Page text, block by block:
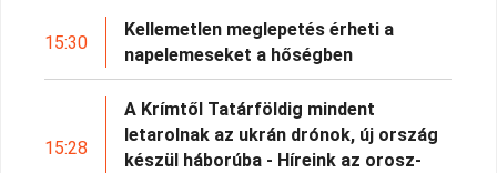
15:30
Kellemetlen meglepetés érheti a
napelemeseket a hőségben
15:28
A Krímtől Tatárföldig mindent
letarolnak az ukrán drónok, új ország
készül háborúba - Híreink az orosz-